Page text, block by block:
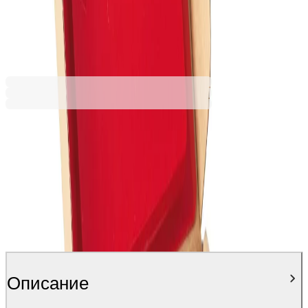
118,78 лв.
118,78 лв.
Описание